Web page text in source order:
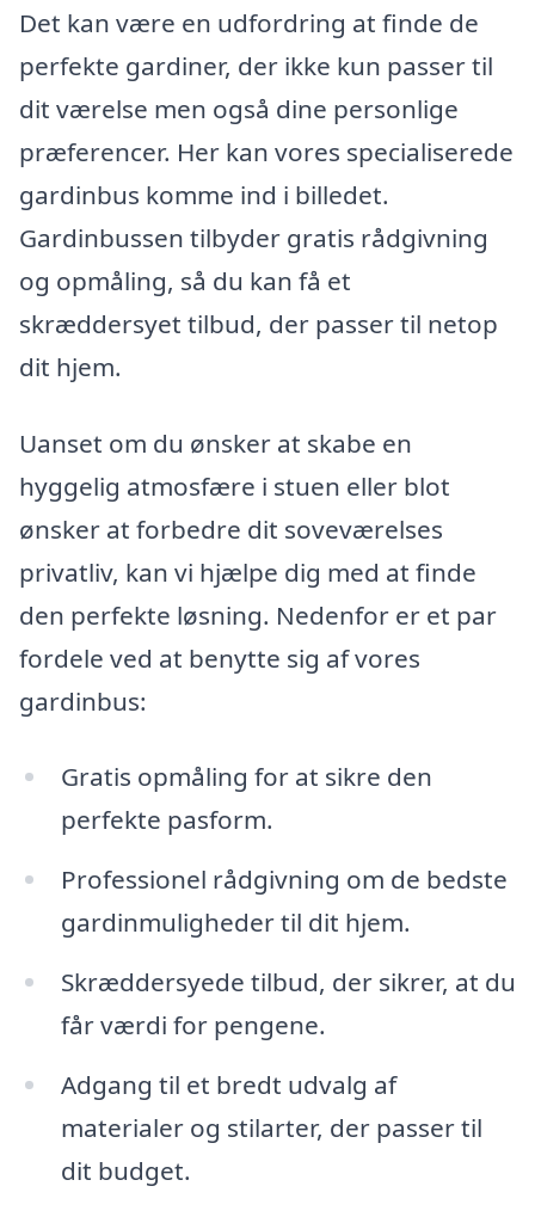
Det kan være en udfordring at finde de
perfekte gardiner, der ikke kun passer til
dit værelse men også dine personlige
præferencer. Her kan vores specialiserede
gardinbus komme ind i billedet.
Gardinbussen tilbyder gratis rådgivning
og opmåling, så du kan få et
skræddersyet tilbud, der passer til netop
dit hjem.
Uanset om du ønsker at skabe en
hyggelig atmosfære i stuen eller blot
ønsker at forbedre dit soveværelses
privatliv, kan vi hjælpe dig med at finde
den perfekte løsning. Nedenfor er et par
fordele ved at benytte sig af vores
gardinbus:
Gratis opmåling for at sikre den
perfekte pasform.
Professionel rådgivning om de bedste
gardinmuligheder til dit hjem.
Skræddersyede tilbud, der sikrer, at du
får værdi for pengene.
Adgang til et bredt udvalg af
materialer og stilarter, der passer til
dit budget.